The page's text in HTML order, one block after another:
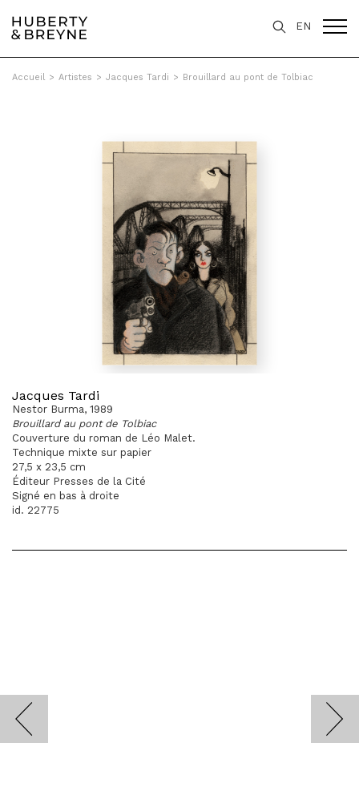
EN
Accueil > Artistes > Jacques Tardi > Brouillard au pont de Tolbiac
Jacques Tardi
Nestor Burma, 1989
Brouillard au pont de Tolbiac
Couverture du roman de Léo Malet.
Technique mixte sur papier
27,5 x 23,5 cm
Éditeur Presses de la Cité
Signé en bas à droite
id. 22775